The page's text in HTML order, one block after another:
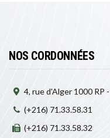
NOS CORDONNÉES
4, rue d'Alger 1000 RP
(+216) 71.33.58.31
(+216) 71.33.58.32